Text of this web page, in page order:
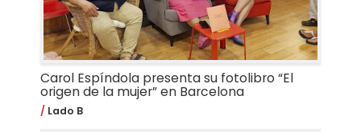
Carol Espíndola presenta su fotolibro “El
origen de la mujer” en Barcelona
Lado B